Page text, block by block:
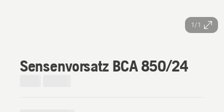
1/1
Sensenvorsatz BCA 850/24